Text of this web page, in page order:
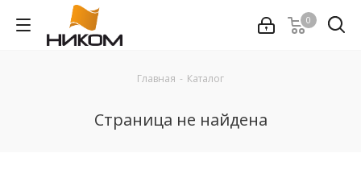
0
Главная - Каталог
Страница не найдена